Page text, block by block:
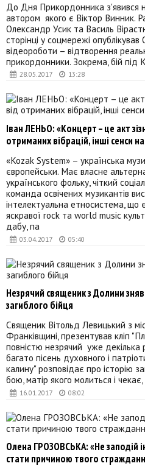
28.05.2017 13:28
До Дня Прикордонника з'явився
автором якого є Віктор Винник.
Олександр Усик та Василь
сторінці у соцмережі
відеороботи – відтворення
прикордонники. Зокрема, бій під
03.04.2017 05:40
Іван ЛЕНЬО: «Концерт – це акт
отриманих вібрацій, інші сенси
«Kozak System» – українська
європейськи. Має власне
українського фольку, чіткий
команда освічених музикантів
інтелектуальна етносистема, що
яскравої rock та world music
дабу, па
16.01.2017 08:02
Незрячий священик з Долини зняв
загиблого бійця
Священик Вітольд Левицький з
Франківщині, презентував кліп
повністю незрячий уже декілька
багато пісень духовного і
калину" розповідає про історію
бою, матір якого молиться і чекає,
Олена ГРОЗОВСЬКА: «Не заподій
стати причиною твого